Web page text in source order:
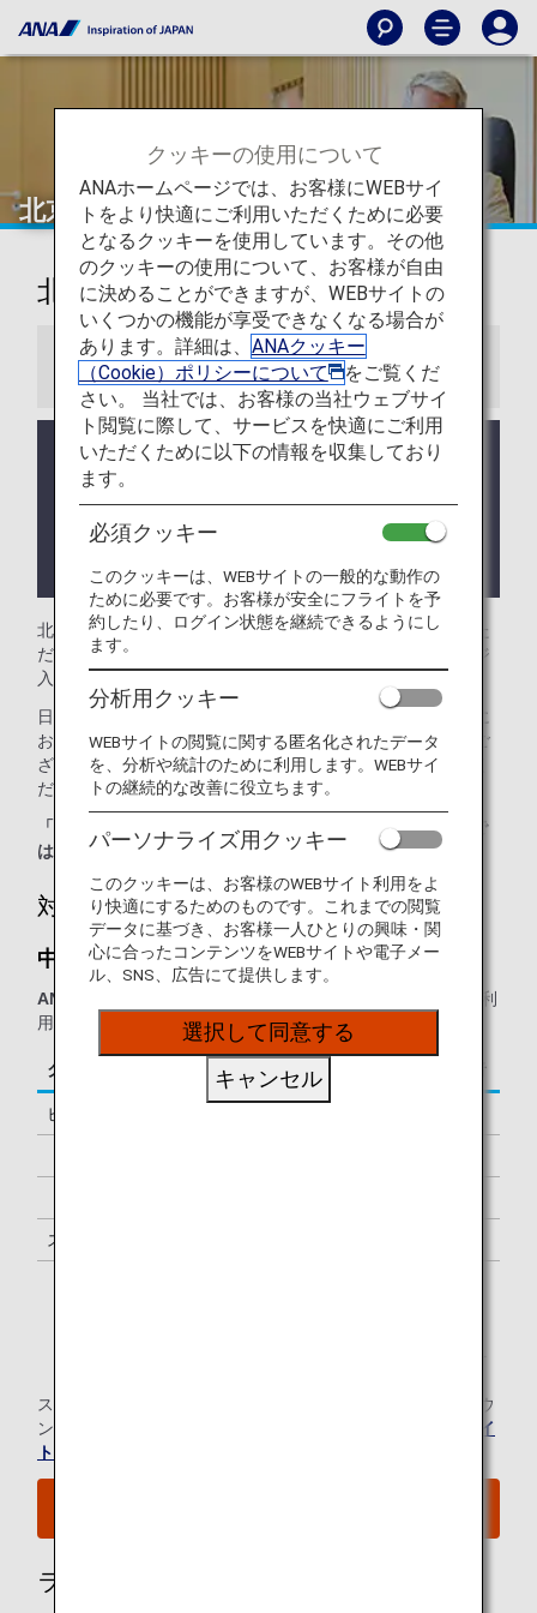
北京
北京首都国際空港ラウンジ
お知らせ
ラウンジ所有者がANAではない空港においては事前
告知なくサービス、営業時間が変更する可能性があ
ラウンジが所在する国や州により入室条件に制約が
ある場合があります。
北京首都国際空港では、 中国国際航空ラウンジ をご利用いた
だけます。本ページはANA国際線を利用される際のラウンジ
入室基準を記載しております。
日本国外の空港にて、ANA国際線から他航空会社の国内線に
お乗り継ぎの場合には、ラウンジ入室基準が異なる場合がご
ざいます。入室基準に関しては各運航会社にお問い合わせく
ださい。
「ANA SUITE LOUNGE」ご利用券は、こちらのラウンジで
はご利用いただけません。
対象のお客様
中国国際航空ラウンジ：
ANAまたは他スター アライアンス加盟航空会社運航便
をご利
用の、以下に該当するお客様が対象となります。
クラス／ステイタス ご同行者
ビジネスクラス
スーパーフライヤーズ会員
スター アライアンス有料ラウンジ会員のお客様の当空港ラウ
ンジのご利用については、
スター アライアンスのウェブサイ
ト
ラウンジ所有者
クッキーの使用について
ANAホームページでは、お客様にWEBサイ
トをより快適にご利用いただくために必要
となるクッキーを使用しています。その他
のクッキーの使用について、お客様が自由
に決めることができますが、WEBサイトの
いくつかの機能が享受できなくなる場合が
あります。詳細は、 ANAクッキー
（Cookie）ポリシーについて
をご覧くだ
さい。 当社では、お客様の当社ウェブサイ
ト閲覧に際して、サービスを快適にご利用
いただくために以下の情報を収集しており
ます。
必須クッキー
このクッキーは、WEBサイトの一般的な動作の
ために必要です。お客様が安全にフライトを予
約したり、ログイン状態を継続できるようにし
ます。
分析用クッキー
WEBサイトの閲覧に関する匿名化されたデータ
を、分析や統計のために利用します。WEBサイ
トの継続的な改善に役立ちます。
パーソナライズ用クッキー
このクッキーは、お客様のWEBサイト利用をよ
り快適にするためのものです。これまでの閲覧
データに基づき、お客様一人ひとりの興味・関
心に合ったコンテンツをWEBサイトや電子メー
ル、SNS、広告にて提供します。
選択して同意する
キャンセル